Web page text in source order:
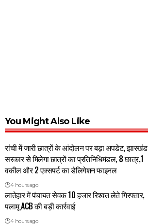
You Might Also Like
रांची में जारी छात्रों के आंदोलन पर बड़ा अपडेट, झारखंड
सरकार से मिलेगा छात्रों का प्रतिनिधिमंडल, 8 छात्र,1
वकील और 2 एक्सपर्ट का डेलिगेशन फाइनल
4 hours ago
लातेहार में पंचायत सेवक 10 हजार रिश्वत लेते गिरफ्तार,
पलामू ACB की बड़ी कार्रवाई
4 hours ago